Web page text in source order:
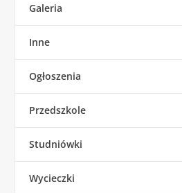
Galeria
Inne
Ogłoszenia
Przedszkole
Studniówki
Wycieczki